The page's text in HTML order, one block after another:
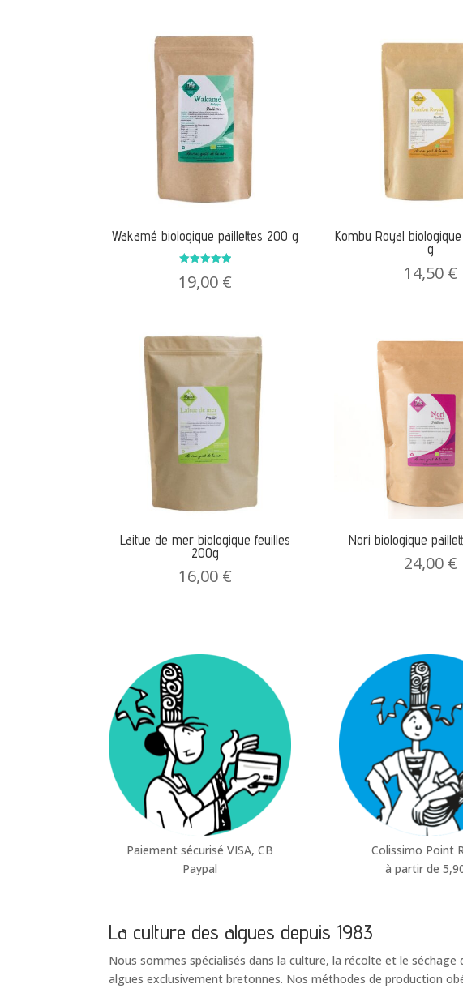
Wakamé biologique paillettes 200 g
5.00
sur 5
19,00 €
Kombu Royal
g
14,50 €
Laitue de mer biologique feuilles
200g
16,00 €
Nori biologique
24,00 €
Paiement sécurisé VISA, CB
Paypal
Colissimo Point
à partir de
La culture des algues depuis 1983
Nous sommes spécialisés dans la culture, la récolte et le
algues exclusivement bretonnes. Nos méthodes de production